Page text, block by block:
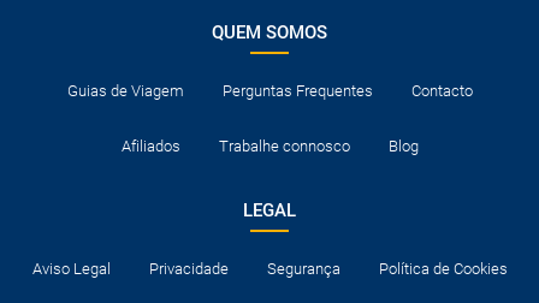
QUEM SOMOS
Guias de Viagem Perguntas Frequentes Contacto
Afiliados Trabalhe connosco Blog
LEGAL
Aviso Legal Privacidade Segurança Política de Cookies